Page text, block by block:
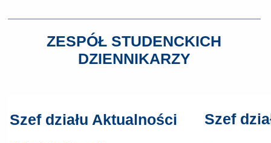
ZESPÓŁ STUDENCKICH
DZIENNIKARZY
Szef działu Aktualności Szef